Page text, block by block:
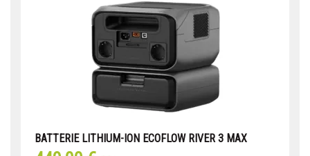
BATTERIE LITHIUM-ION ECOFLOW RIVER 3 MAX